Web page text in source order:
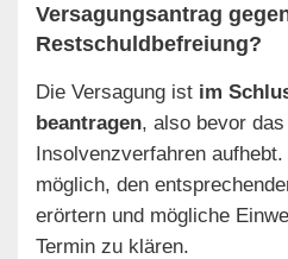
Versagungsantrag
Restschuldbefreiung?
Die Versagung ist im
beantragen, also bevor
Insolvenzverfahren
möglich, den
erörtern und mögliche
Termin zu klären.